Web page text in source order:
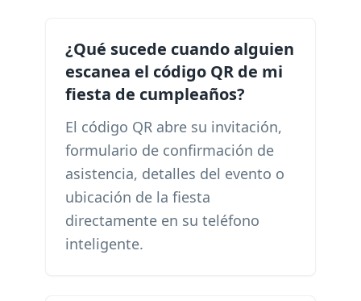
¿Qué sucede cuando alguien
escanea el código QR de mi
fiesta de cumpleaños?
El código QR abre su invitación,
formulario de confirmación de
asistencia, detalles del evento o
ubicación de la fiesta
directamente en su teléfono
inteligente.